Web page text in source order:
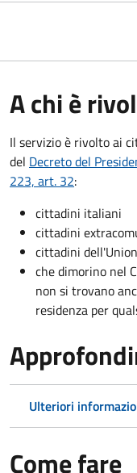
A chi è
Il servizio è rivolto ai
del Decreto del
223, art. 32:
cittadini italiani
cittadini
cittadini
che dimorino nel
non si trovano
residenza per
Ulteriori
Come fare